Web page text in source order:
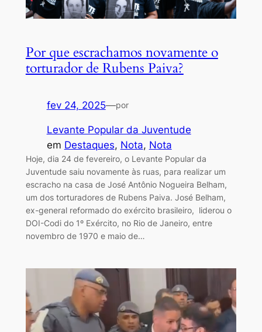
Por que escrachamos novamente o
torturador de Rubens Paiva?
fev 24, 2025—por
Levante Popular da Juventude
em Destaques, Nota, Nota
Hoje, dia 24 de fevereiro, o Levante Popular da
Juventude saiu novamente às ruas, para realizar um
escracho na casa de José Antônio Nogueira Belham,
um dos torturadores de Rubens Paiva. José Belham,
ex-general reformado do exército brasileiro, liderou o
DOI-Codi do 1º Exército, no Rio de Janeiro, entre
novembro de 1970 e maio de…